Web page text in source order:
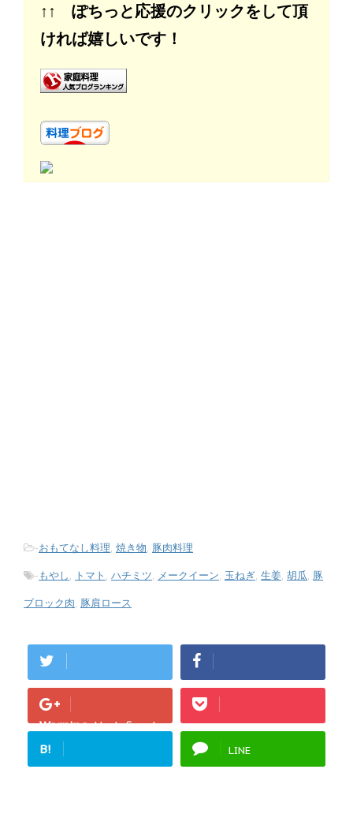
↑↑ ぽちっと応援のクリックをして頂
ければ嬉しいです！
-おもてなし料理, 焼き物, 豚肉料理
-もやし, トマト , ハチミツ, メークイーン, 玉ねぎ, 生姜, 胡瓜, 豚
ブロック肉, 豚肩ロース
Warning: Undefined
array key "Google+"
in/home/fukurou-
B! LINE